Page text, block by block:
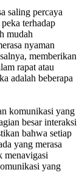
saling percaya
terhadap
mudah
nyaman
memberikan
rapat atau
adalah beberapa
komunikasi yang
besar interaksi
bahwa setiap
yang merasa
menavigasi
yang